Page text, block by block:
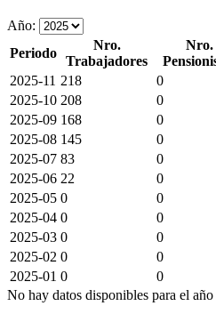
Año:
Periodo
Nro.
Trabajadores
Nro.
2025-11 218 0
2025-10 208 0
2025-09 168 0
2025-08 145 0
2025-07 83 0
2025-06 22 0
2025-05 0 0
2025-04 0 0
2025-03 0 0
2025-02 0 0
2025-01 0 0
No hay datos disponibles para el